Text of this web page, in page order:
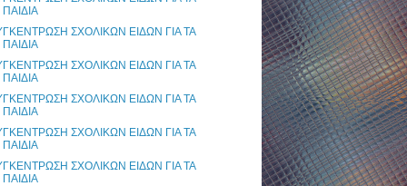
ΠΑΙΔΙΑ
ΣΧΟΛΙΚΩΝ ΕΙΔΩΝ ΓΙΑ ΤΑ
ΠΑΙΔΙΑ
ΣΧΟΛΙΚΩΝ ΕΙΔΩΝ ΓΙΑ ΤΑ
ΠΑΙΔΙΑ
ΣΧΟΛΙΚΩΝ ΕΙΔΩΝ ΓΙΑ ΤΑ
ΠΑΙΔΙΑ
ΣΧΟΛΙΚΩΝ ΕΙΔΩΝ ΓΙΑ ΤΑ
ΠΑΙΔΙΑ
ΣΧΟΛΙΚΩΝ ΕΙΔΩΝ ΓΙΑ ΤΑ
ΠΑΙΔΙΑ